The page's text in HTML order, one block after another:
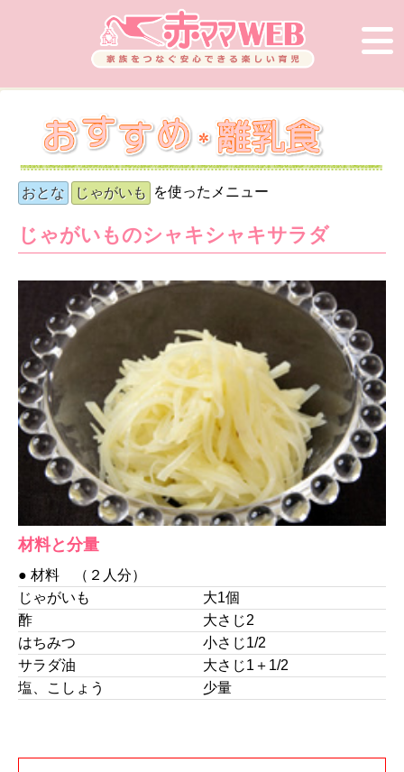
おとな じゃがいも を使ったメニュー
じゃがいものシャキシャキサラダ
材料と分量
● 材料 （２人分）
じゃがいも
大1個
酢
大さじ2
はちみつ
小さじ1/2
サラダ油
大さじ1＋1/2
塩、こしょう
少量